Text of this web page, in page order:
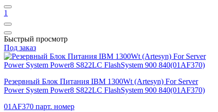
1
Быстрый просмотр
Под заказ
Резервный Блок Питания IBM 1300Wt (Artesyn) For Server
Power System Power8 S822LC FlashSystem 900 840(01AF370)
01AF370 парт. номер